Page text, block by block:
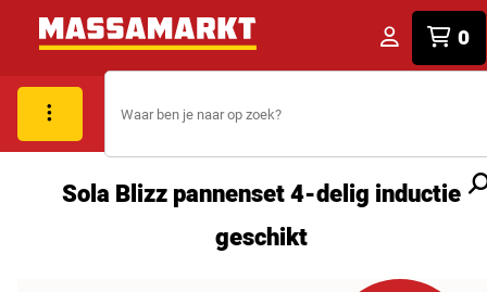
0
Sola Blizz pannenset 4-delig inductie
geschikt